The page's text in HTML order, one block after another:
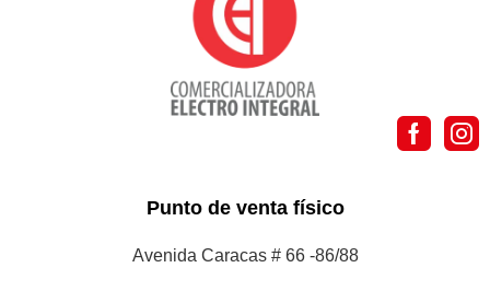
Punto de venta físico
Avenida Caracas # 66 -86/88